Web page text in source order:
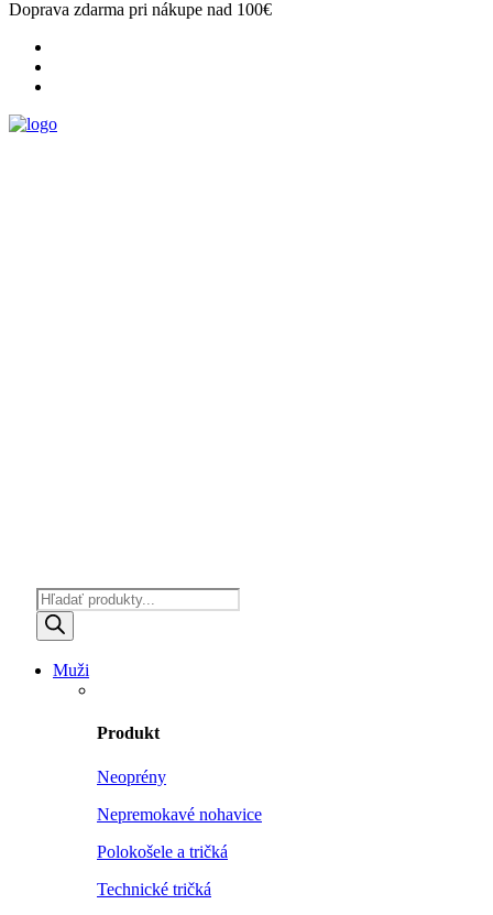
Doprava zdarma pri nákupe nad 100€
Products
search
Muži
Produkt
Neoprény
Nepremokavé nohavice
Polokošele a tričká
Technické tričká